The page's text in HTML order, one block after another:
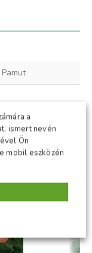
a
ismert nevén
Ön
mobil eszközén